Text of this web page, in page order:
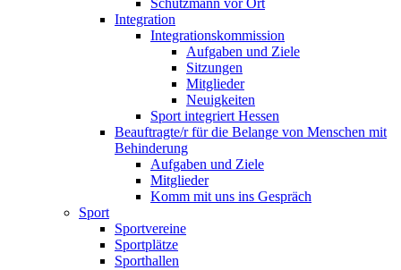
Schutzmann vor Ort
Integration
Integrationskommission
Aufgaben und Ziele
Sitzungen
Mitglieder
Neuigkeiten
Sport integriert Hessen
Beauftragte/r für die Belange von Menschen mit
Behinderung
Aufgaben und Ziele
Mitglieder
Komm mit uns ins Gespräch
Sport
Sportvereine
Sportplätze
Sporthallen